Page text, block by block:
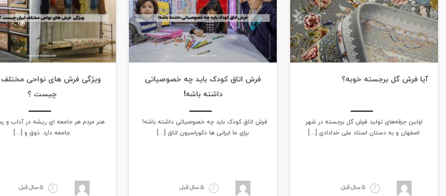
آیا فرش گل برجسته خوبه؟
اولین جرقه‌های تولید فرش گل‌ برجسته در شهر
اصفهان و به دستان استاد علی خدادادی […]
5 سال قبل
فرش اتاق کودک باید چه خصوصیاتی
داشته باشه!
فرش اتاق کودک باید چه خصوصیاتی داشته باشه!
برای ما ایرانی ها دکوراسیون اتاق […]
5 سال قبل
ویژگی‌ فرش‌ های نواحی مختلف
چیست ؟
هنر مردم هر جامعه ای ریشه در آداب و
جامعه دارد. ذوق و […]
5 سال قبل